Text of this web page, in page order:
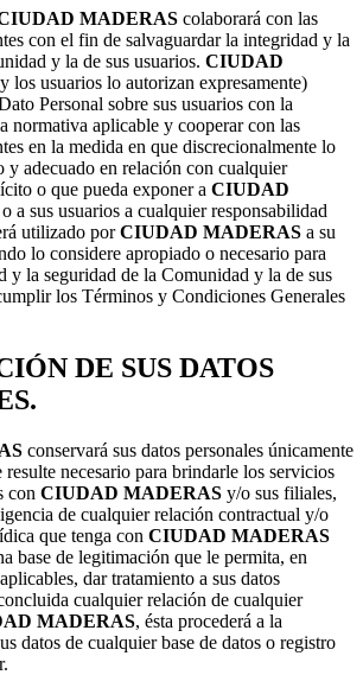
MADERAS colaborará con las
con el fin de salvaguardar la integridad y la
y la de sus usuarios. CIUDAD
los usuarios lo autorizan expresamente)
Personal sobre sus usuarios con la
normativa aplicable y cooperar con las
en la medida en que discrecionalmente lo
y adecuado en relación con cualquier
o que pueda exponer a CIUDAD
a sus usuarios a cualquier responsabilidad
utilizado porCIUDAD MADERAS a su
lo considere apropiado o necesario para
y la seguridad de la Comunidad y la de sus
los Términos y Condiciones Generales
DE SUS DATOS
conservará sus datos personales únicamente
necesario para brindarle los servicios
con CIUDAD MADERAS y/o sus filiales,
de cualquier relación contractual y/o
que tenga con CIUDAD MADERAS
base de legitimación que le permita, en
dar tratamiento a sus datos
cualquier relación de cualquier
MADERAS, ésta procederá a la
datos de cualquier base de datos o registro